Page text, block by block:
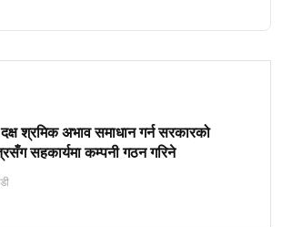
दक्ष श्रमिक अभाव समाधान गर्न सरकारको
सहकार्यमा कम्पनी गठन गरिने